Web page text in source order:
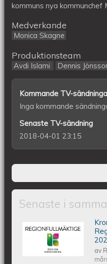
kommuns nya kommunchef
Medverkande
Monica Skagne
Produktionsteam
Avdi Islami Dennis
Kommande TV-
Inga kommande
Senaste TV-sändning
2018-04-01 23:15
Senaste i
Kronobergs
2025
av